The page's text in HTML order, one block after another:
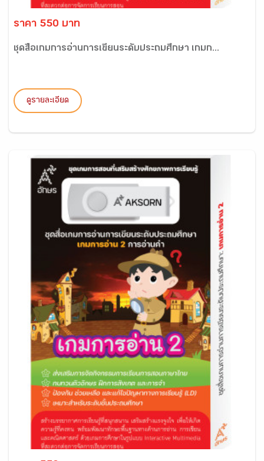
ราคา 550 บาท
ชุดสื่อเกมการอ่านการเขียนระดับประถมศึกษา เกมก...
ดูรายละเอียด